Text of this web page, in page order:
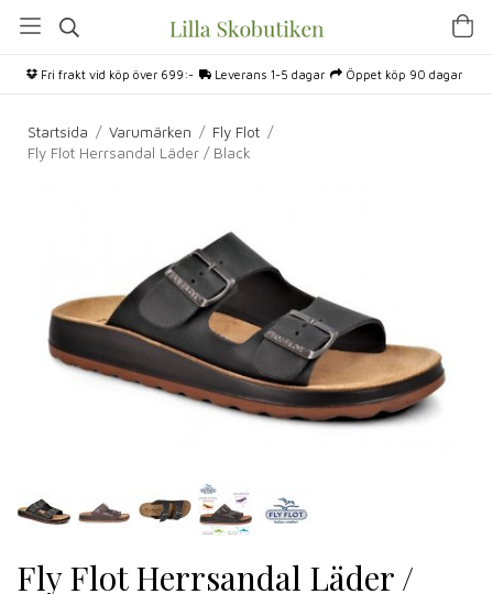
Fri frakt vid köp över 699:- Leverans 1-5 dagar Öppet köp 90 dagar
Startsida / Varumärken / Fly Flot /
Fly Flot Herrsandal Läder / Black
Fly Flot Herrsandal Läder /